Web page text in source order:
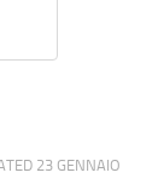
23 GENNAIO